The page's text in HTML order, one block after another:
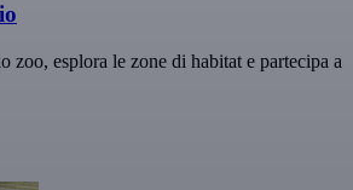
zoo, esplora le zone di habitat e partecipa a